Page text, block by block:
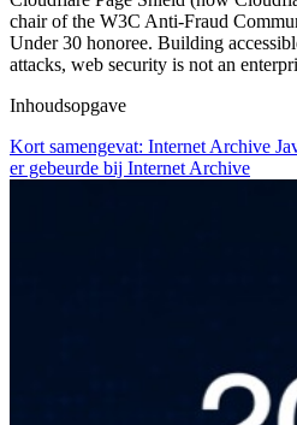
chair of the W3C Anti-Fraud
Under 30 honoree. Building
attacks, web security is not an
Inhoudsopgave
Kort samengevat: Internet Archive
er gebeurde bij Internet Archive